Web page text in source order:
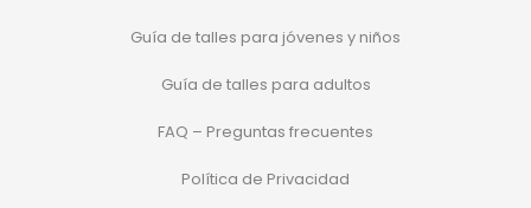
Guía de talles para jóvenes y niños
Guía de talles para adultos
FAQ – Preguntas frecuentes
Política de Privacidad